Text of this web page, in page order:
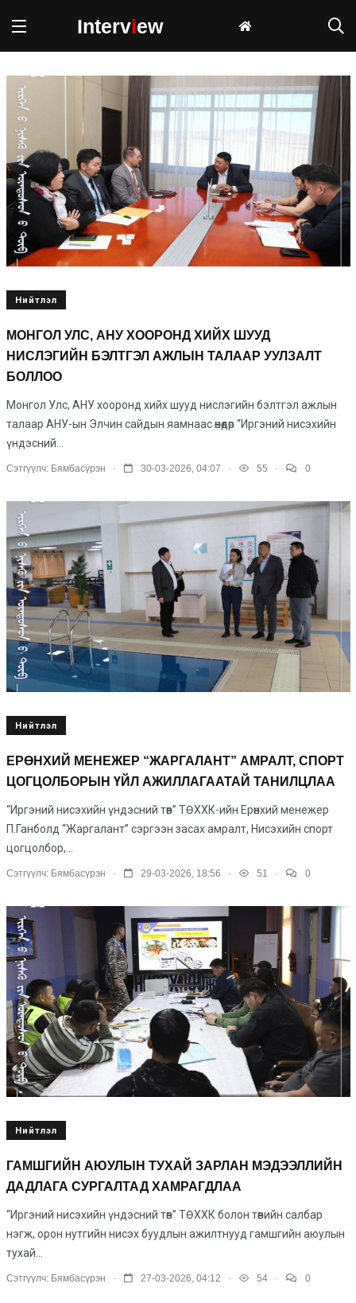
Interview
Нийтлэл
МОНГОЛ УЛС, АНУ ХООРОНД ХИЙХ ШУУД
НИСЛЭГИЙН БЭЛТГЭЛ АЖЛЫН ТАЛААР УУЛЗАЛТ
БОЛЛОО
Монгол Улс, АНУ хооронд хийх шууд нислэгийн бэлтгэл ажлын
талаар АНУ-ын Элчин сайдын яамнаас өнөөдөр “Иргэний нисэхийн
үндэсний...
Сэтгүүлч: Бямбасүрэн . 30-03-2026, 04:07 . 55 . 0
Нийтлэл
ЕРӨНХИЙ МЕНЕЖЕР “ЖАРГАЛАНТ” АМРАЛТ, СПОРТ
ЦОГЦОЛБОРЫН ҮЙЛ АЖИЛЛАГААТАЙ ТАНИЛЦЛАА
“Иргэний нисэхийн үндэсний төв” ТӨХХК-ийн Ерөнхий менежер
П.Ганболд “Жаргалант” сэргээн засах амралт, Нисэхийн спорт
цогцолбор,...
Сэтгүүлч: Бямбасүрэн . 29-03-2026, 18:56 . 51 . 0
Нийтлэл
ГАМШГИЙН АЮУЛЫН ТУХАЙ ЗАРЛАН МЭДЭЭЛЛИЙН
ДАДЛАГА СУРГАЛТАД ХАМРАГДЛАА
“Иргэний нисэхийн үндэсний төв” ТӨХХК болон төвийн салбар
нэгж, орон нутгийн нисэх буудлын ажилтнууд гамшгийн аюулын
тухай...
Сэтгүүлч: Бямбасүрэн . 27-03-2026, 04:12 . 54 . 0